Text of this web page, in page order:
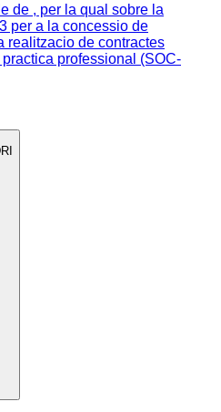
de , per la qual sobre la
per a la concessio de
realitzacio de contractes
professional (SOC-